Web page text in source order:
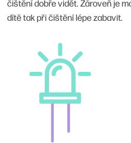
čištění dobře vidět. Zároveň je
dítě tak při čištění lépe zabavit.